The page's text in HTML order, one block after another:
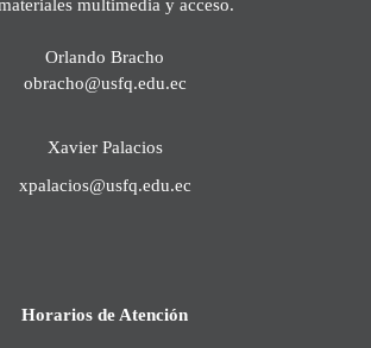
Orlando Bracho
obracho@usfq.edu.ec
Xavier Palacios
xpalacios@usfq.edu.ec
Horarios de Atención